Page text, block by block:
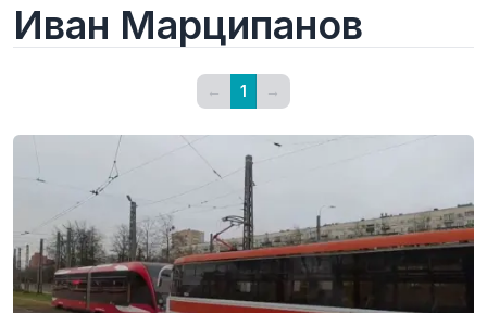
Иван Марципанов
← 1 →